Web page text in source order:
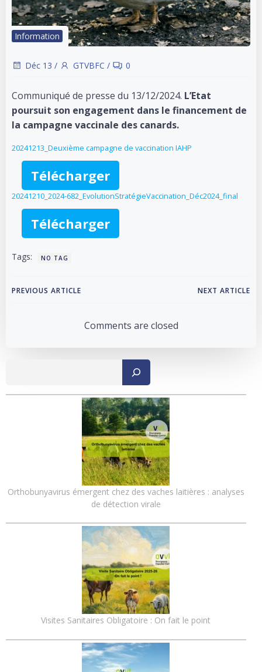
Information
Déc 13 / GTVBFC / 0
Communiqué de presse du 13/12/2024. L’Etat
poursuit son engagement dans le financement de
la campagne vaccinale des canards.
20241213_Deuxième campagne de vaccination IAHP
Télécharger
20241210_2024-682_EvolutionStratégieVaccination_Déc2024_final
Télécharger
Tags: NO TAG
Post
navigation
PREVIOUS ARTICLE
navigation
NEXT ARTICLE
Comments are closed
Orthobunyavirus émergent chez des vaches laitières : analyses
de détection virale
Visites Sanitaires Obligatoire : On fait le point